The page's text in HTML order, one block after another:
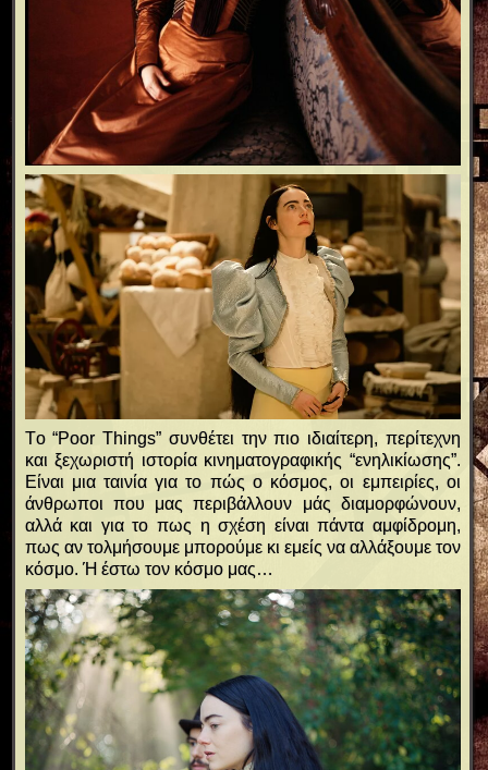
Tο “Poor Things” συνθέτει την πιο ιδιαίτερη, περίτεχνη
και ξεχωριστή ιστορία κινηματογραφικής “ενηλικίωσης”.
Είναι μια ταινία για το πώς ο κόσμος, οι εμπειρίες, οι
άνθρωποι που μας περιβάλλουν μάς διαμορφώνουν,
αλλά και για το πως η σχέση είναι πάντα αμφίδρομη,
πως αν τολμήσουμε μπορούμε κι εμείς να αλλάξουμε τον
κόσμο. Ή έστω τον κόσμο μας…